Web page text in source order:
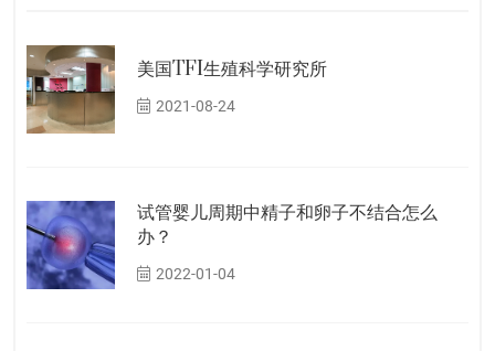
美国TFI生殖科学研究所
2021-08-24
试管婴儿周期中精子和卵子不结合怎么
办？
2022-01-04